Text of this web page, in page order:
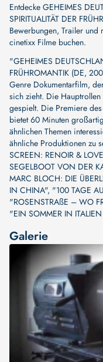
Entdecke GEHEIMES
SPIRITUALITÄT DER
Bewerbungen, Trailer und
cinetixx Filme buchen.
"GEHEIMES
FRÜHROMANTIK (DE,
Genre Dokumentarfilm,
sich zieht. Die
gespielt. Die Premiere
bietet 60 Minuten
ähnlichen Themen
ähnliche Produktionen zu
SCREEN: RENOIR &
SEGELBOOT VON DER
MARC BLOCH: DIE
IN CHINA", "100 TAGE
"ROSENSTRAßE – WO
"EIN SOMMER IN
Galerie